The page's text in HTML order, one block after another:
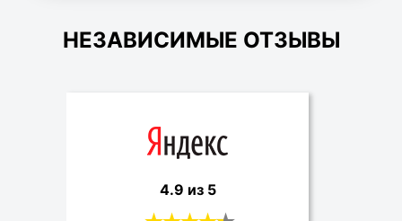
НЕЗАВИСИМЫЕ ОТЗЫВЫ
4.9 из 5